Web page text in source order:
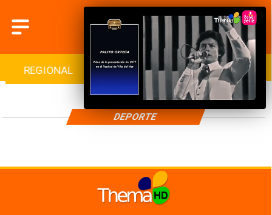
REGIONAL INTERNACIONAL DEPORTES
DEPORTE